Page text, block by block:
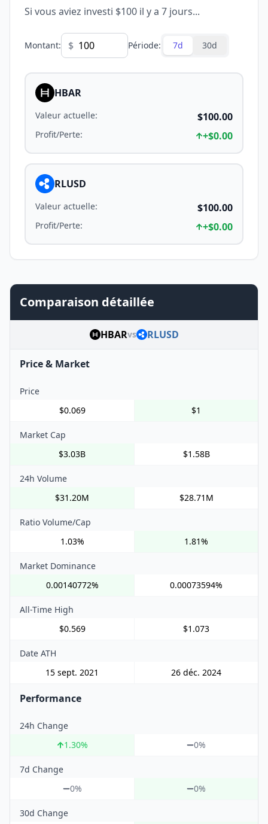
Si vous aviez investi $100 il y a 7 jours...
Montant: $ Période: 7d 30d
HBAR
Valeur actuelle: $100.00
Profit/Perte: +$0.00
RLUSD
Valeur actuelle: $100.00
Profit/Perte: +$0.00
Comparaison détaillée
HBARvs RLUSD
Price & Market
Price
$0.069
$1
Market Cap
$3.03B
$1.58B
24h Volume
$31.20M
$28.71M
Ratio Volume/Cap
1.03%
1.81%
Market Dominance
0.00140772%
0.00073594%
All-Time High
$0.569
$1.073
Date ATH
15 sept. 2021
26 déc. 2024
Performance
24h Change
1.30% 0%
7d Change
0%
0%
30d Change